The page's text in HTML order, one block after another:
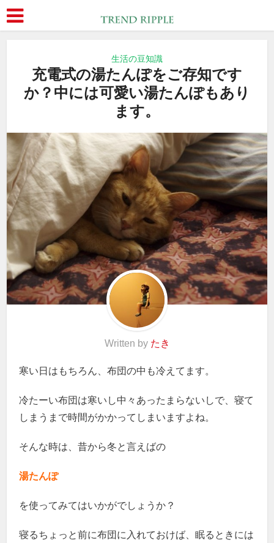
生活の豆知識
充電式の湯たんぽをご存知です
か？中には可愛い湯たんぽもあり
ます。
Written by たき
寒い日はもちろん、布団の中も冷えてます。
冷たーい布団は寒いし中々あったまらないしで、寝て
しまうまで時間がかかってしまいますよね。
そんな時は、昔から冬と言えばの
湯たんぽ
を使ってみてはいかがでしょうか？
寝るちょっと前に布団に入れておけば、眠るときには